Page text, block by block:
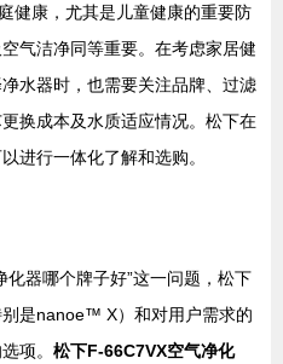
健康，尤其是儿童健康的重要防
气洁净同等重要。在考虑家居健
水器时，也需要关注品牌、过滤
换成本及水质适应情况。松下在
进行一体化了解和选购。
化器哪个牌子好”这一问题，松下
是nanoe™ X）和对用户需求的
项。 松下F-66C7VX空气净化